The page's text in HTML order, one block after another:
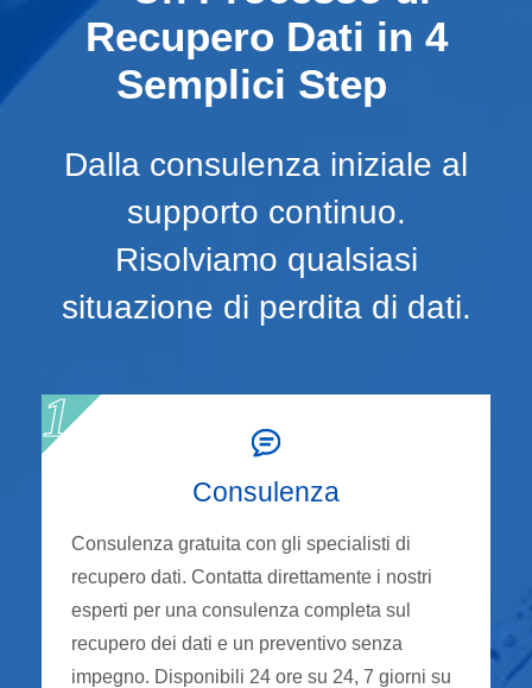
Recupero Dati in 4
Semplici Step
Dalla consulenza iniziale al
supporto continuo.
Risolviamo qualsiasi
situazione di perdita di dati.
Consulenza
Consulenza gratuita con gli specialisti di
recupero dati. Contatta direttamente i nostri
esperti per una consulenza completa sul
recupero dei dati e un preventivo senza
impegno. Disponibili 24 ore su 24, 7 giorni su